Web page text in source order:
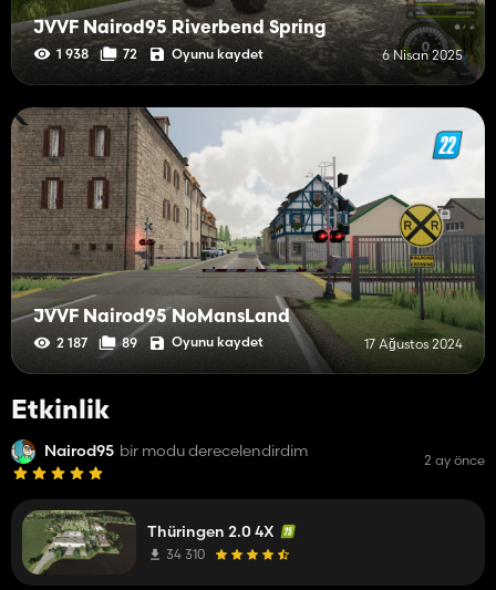
JVVF Nairod95 Riverbend Spring
1 938 72 Oyunu kaydet 6 Nisan 2025
JVVF Nairod95 NoMansLand
2 187 89 Oyunu kaydet 17 Ağustos 2024
Etkinlik
Nairod95 bir modu derecelendirdim 2 ay önce
Thüringen 2.0 4X
34 310